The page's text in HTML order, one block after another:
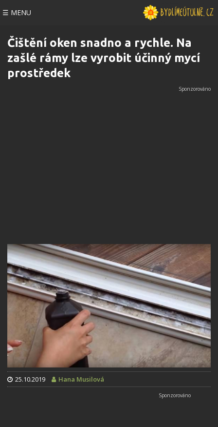
☰ MENU
Čištění oken snadno a rychle. Na
zašlé rámy lze vyrobit účinný mycí
prostředek
25.10.2019 Hana Musilová